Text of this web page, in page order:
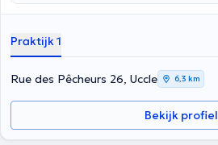
Praktijk 1
Rue des Pêcheurs 26, Uccle 6,3 km
Bekijk profiel